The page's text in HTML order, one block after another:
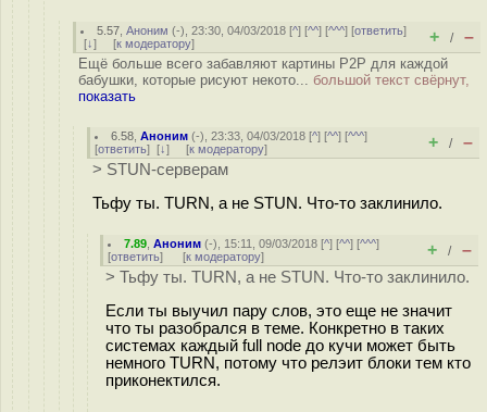
5.57 ,Аноним (-), 23:30, 04/03/2018 [^] [^^] [^^^] [ответить]
[↓] [к модератору] + / –
Ещё больше всего забавляют картины P2P для каждой
бабушки, которые рисуют некото... большой текст свёрнут,
показать
6.58 ,Аноним (-), 23:33, 04/03/2018 [^] [^^] [^^^]
[ответить] [↓] [к модератору] + / –
> STUN-серверам
Тьфу ты. TURN, а не STUN. Что-то заклинило.
7.89 ,Аноним (-), 15:11, 09/03/2018 [^] [^^] [^^^]
[ответить] [к модератору] + / –
> Тьфу ты. TURN, а не STUN. Что-то заклинило.
Если ты выучил пару слов, это еще не значит
что ты разобрался в теме. Конкретно в таких
системах каждый full node до кучи может быть
немного TURN, потому что релэит блоки тем кто
приконектился.